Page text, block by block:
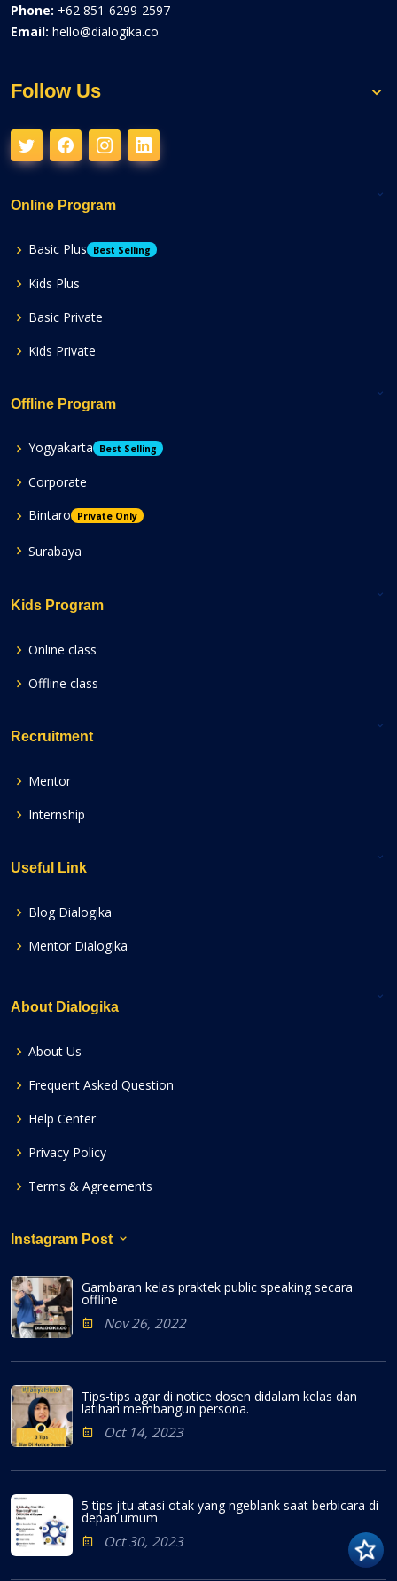
Phone: +62 851-6299-2597
Email: hello@dialogika.co
Follow Us
Online Program
Basic Plus Best Selling
Kids Plus
Basic Private
Kids Private
Offline Program
Yogyakarta Best Selling
Corporate
Bintaro
Private Only
Surabaya
Kids Program
Online class
Offline class
Recruitment
Mentor
Internship
Useful Link
Blog Dialogika
Mentor Dialogika
About Dialogika
About Us
Frequent Asked Question
Help Center
Privacy Policy
Terms & Agreements
Instagram Post
Gambaran kelas praktek public speaking secara
offline
Nov 26, 2022
Tips-tips agar di notice dosen didalam kelas dan
latihan membangun persona.
Oct 14, 2023
5 tips jitu atasi otak yang ngeblank saat berbicara di
depan umum
Oct 30, 2023